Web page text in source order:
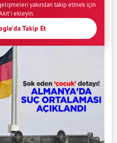
yakından takip etmek için
ekleyin.
Takip Et